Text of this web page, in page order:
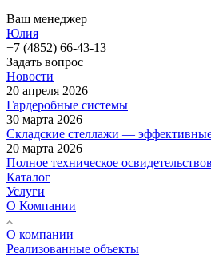
Ваш менеджер
Юлия
+7 (4852) 66-43-13
Задать вопрос
Новости
20 апреля 2026
Гардеробные системы
30 марта 2026
Складские стеллажи —
20 марта 2026
Полное техническое
Каталог
Услуги
О Компании
О компании
Реализованные объекты